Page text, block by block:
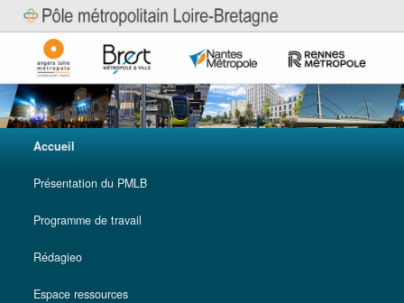
Pôle Métropolitain Loire Bretagne
Skip to primary content
Skip to secondary content
Accueil
Présentation du PMLB
Programme de travail
Rédagieo
Espace ressources